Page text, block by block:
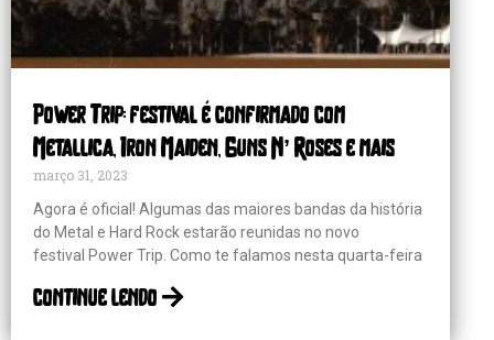
Power Trip: festival é confirmado com
Metallica, Iron Maiden, Guns N’ Roses e mais
março 31, 2023
Agora é oficial! Algumas das maiores bandas da história
do Metal e Hard Rock estarão reunidas no novo
festival Power Trip. Como te falamos nesta quarta-feira
continue lendo